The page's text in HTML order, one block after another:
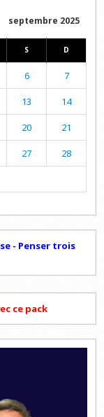
septembre 2025
S D
6 7
13 14
20 21
27 28
- Penser trois
ce pack